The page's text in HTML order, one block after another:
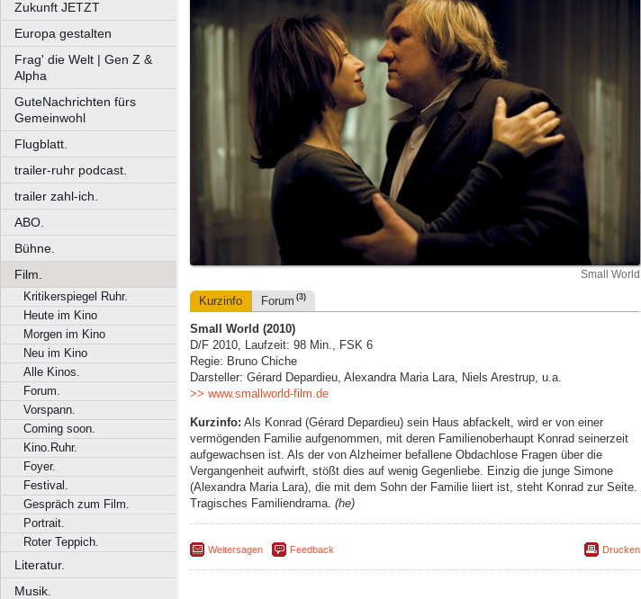
Zukunft JETZT
Europa gestalten
Frag' die Welt | Gen Z &
Alpha
GuteNachrichten fürs
Gemeinwohl
Flugblatt.
trailer-ruhr podcast.
trailer zahl-ich.
ABO.
Bühne.
Film.
Kritikerspiegel Ruhr.
Heute im Kino
Morgen im Kino
Neu im Kino
Alle Kinos.
Forum.
Vorspann.
Coming soon.
Kino.Ruhr.
Foyer.
Festival.
Gespräch zum Film.
Portrait.
Roter Teppich.
Literatur.
Musik.
Small World
Kurzinfo Forum (3)
Small World (2010)
D/F 2010, Laufzeit: 98 Min., FSK 6
Regie: Bruno Chiche
Darsteller: Gérard Depardieu, Alexandra Maria Lara, Niels Arestrup, u.a.
>> www.smallworld-film.de
Kurzinfo: Als Konrad (Gérard Depardieu) sein Haus abfackelt, wird er von einer
vermögenden Familie aufgenommen, mit deren Familienoberhaupt Konrad seinerzeit
aufgewachsen ist. Als der von Alzheimer befallene Obdachlose Fragen über die
Vergangenheit aufwirft, stößt dies auf wenig Gegenliebe. Einzig die junge Simone
(Alexandra Maria Lara), die mit dem Sohn der Familie liiert ist, steht Konrad zur Seite.
Tragisches Familiendrama. (he)
Weitersagen Feedback Drucken